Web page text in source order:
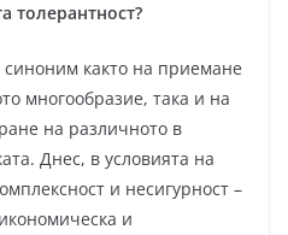
толерантност?
синоним както на приемане
многообразие, така и на
на различното в
Днес, в условията на
и несигурност –
и